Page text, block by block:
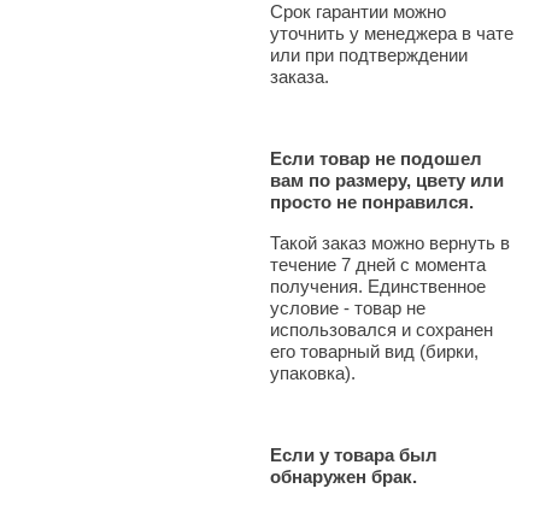
Срок гарантии можно
уточнить у менеджера в чате
или при подтверждении
заказа.
Если товар не подошел
вам по размеру, цвету или
просто не понравился.
Такой заказ можно вернуть в
течение 7 дней с момента
получения. Единственное
условие - товар не
использовался и сохранен
его товарный вид (бирки,
упаковка).
Если у товара был
обнаружен брак.